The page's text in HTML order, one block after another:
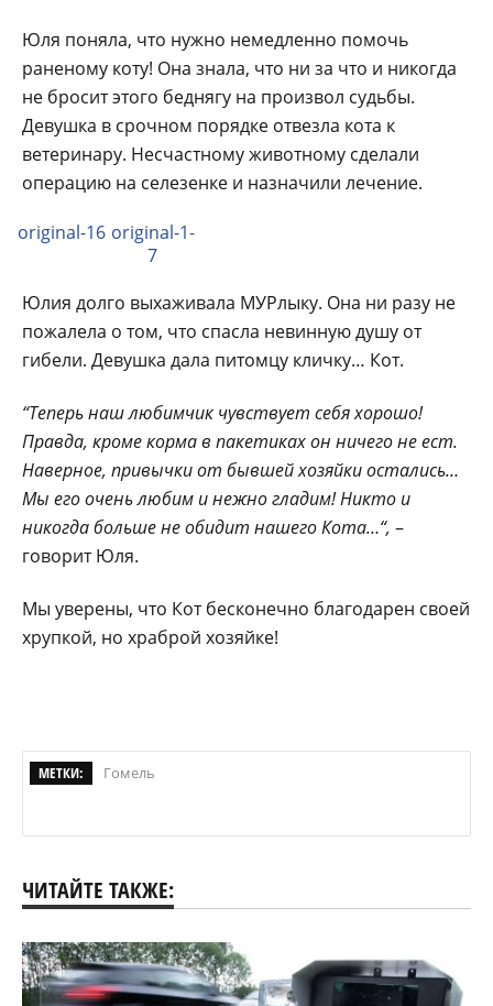
Юля поняла, что нужно немедленно помочь
раненому коту! Она знала, что ни за что и никогда
не бросит этого беднягу на произвол судьбы.
Девушка в срочном порядке отвезла кота к
ветеринару. Несчастному животному сделали
операцию на селезенке и назначили лечение.
original-16 original-1-
7
Юлия долго выхаживала МУРлыку. Она ни разу не
пожалела о том, что спасла невинную душу от
гибели. Девушка дала питомцу кличку… Кот.
“Теперь наш любимчик чувствует себя хорошо!
Правда, кроме корма в пакетиках он ничего не ест.
Наверное, привычки от бывшей хозяйки остались…
Мы его очень любим и нежно гладим! Никто и
никогда больше не обидит нашего Кота…“, –
говорит Юля.
Мы уверены, что Кот бесконечно благодарен своей
хрупкой, но храброй хозяйке!
МЕТКИ: Гомель
ЧИТАЙТЕ ТАКЖЕ: